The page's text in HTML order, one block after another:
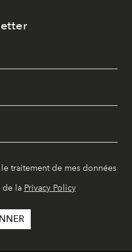
traitement de mes données
de la Privacy Policy